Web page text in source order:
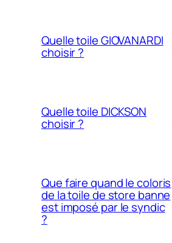
Quelle toile GIOVANARDI
choisir ?
Quelle toile DICKSON
choisir ?
Que faire quand le coloris
de la toile de store banne
est imposé par le syndic
?